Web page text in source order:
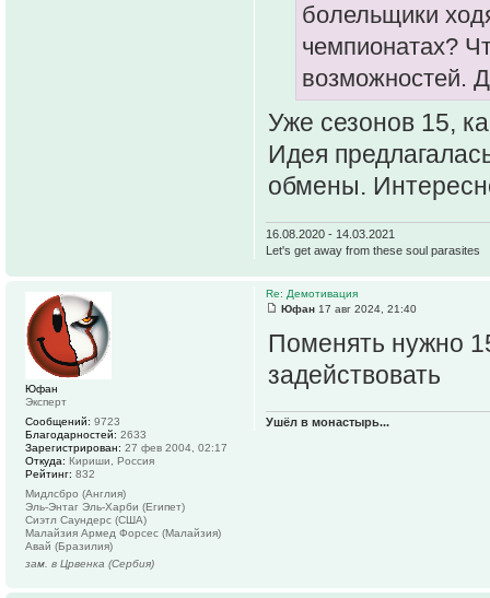
болельщики
чемпионатах?
возможностей.
Уже сезонов 15,
Идея
обмены.
16.08.2020 - 14.03.2021
Let's get away from these soul parasites
Re: Демотивация
Юфан 17 авг 2024, 21:40
Поменять нужно
задействовать
Ушёл в монастырь...
Юфан
Эксперт
Сообщений: 9723
Благодарностей: 2633
Зарегистрирован: 27 фев 2004, 02:17
Откуда: Кириши, Россия
Рейтинг: 832
Мидлсбро (Англия)
Эль-Энтаг Эль-Харби (Египет)
Сиэтл Саундерс (США)
Малайзия Армед Форсес (Малайзия)
Авай (Бразилия)
зам. в Црвенка (Сербия)